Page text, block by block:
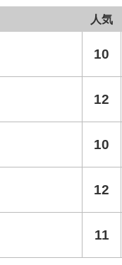
人気
10
12
10
12
11